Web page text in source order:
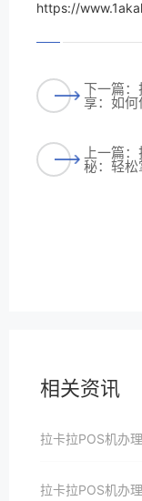
https://
下一篇：
享：如
上一篇
秘：轻
相关资讯
拉卡拉POS机办理条件与所需
拉卡拉POS机办理条件与所需材料解析：一站式服务将助你快速接入支付市场并享受优惠政策以